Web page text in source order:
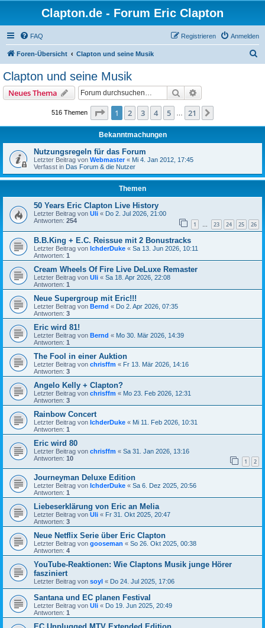
Clapton.de - Forum Eric Clapton
FAQ Anmelden
Registrieren
Foren-Übersicht Clapton und seine Musik
Clapton und seine Musik
Neues Thema Suche
516 Themen Seite 1von 21
1 2 3 4 5 21
Bekanntmachungen
Nutzungsregeln für das Forum
Letzter Beitrag von Webmaster« Mi 4. Jan 2012, 17:45
Verfasst in Das Forum & die Nutzer
Themen
50 Years Eric Clapton Live History
Letzter Beitrag von Uli « Do 2. Jul 2026, 21:00
Antworten: 254 1 … 23 24 25 26
B.B.King + E.C. Reissue mit 2 Bonustracks
Letzter Beitrag von IchderDuke « Sa 13. Jun 2026, 10:11
Antworten: 1
Cream Wheels Of Fire Live DeLuxe Remaster
Letzter Beitrag von Uli « Sa 18. Apr 2026, 22:08
Antworten: 1
Neue Supergroup mit Eric!!!
Letzter Beitrag von Bernd « Do 2. Apr 2026, 07:35
Antworten: 3
Eric wird 81!
Letzter Beitrag von Bernd « Mo 30. Mär 2026, 14:39
Antworten: 1
The Fool in einer Auktion
Letzter Beitrag von chrisffm « Fr 13. Mär 2026, 14:16
Antworten: 3
Angelo Kelly + Clapton?
Letzter Beitrag von chrisffm « Mo 23. Feb 2026, 12:31
Antworten: 3
Rainbow Concert
Letzter Beitrag von IchderDuke « Mi 11. Feb 2026, 10:31
Antworten: 1
Eric wird 80
Letzter Beitrag von chrisffm « Sa 31. Jan 2026, 13:16
Antworten: 10 1 2
Journeyman Deluxe Edition
Letzter Beitrag von IchderDuke « Sa 6. Dez 2025, 20:56
Antworten: 1
Liebeserklärung von Eric an Melia
Letzter Beitrag von Uli « Fr 31. Okt 2025, 20:47
Antworten: 3
Neue Netflix Serie über Eric Clapton
Letzter Beitrag von gooseman « So 26. Okt 2025, 00:38
Antworten: 4
YouTube-Reaktionen: Wie Claptons Musik junge Hörer
fasziniert
Letzter Beitrag von soyl « Do 24. Jul 2025, 17:06
Santana und EC planen Festival
Letzter Beitrag von Uli « Do 19. Jun 2025, 20:49
Antworten: 1